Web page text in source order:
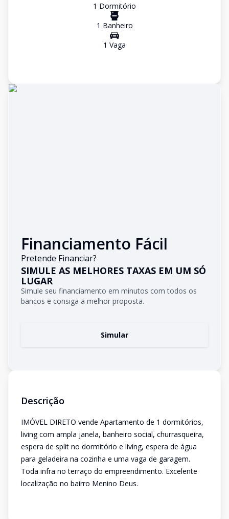
1 Dormitório
1 Banheiro
1 Vaga
Financiamento Fácil
Pretende Financiar?
SIMULE AS MELHORES TAXAS EM UM SÓ
LUGAR
Simule seu financiamento em minutos com todos os
bancos e consiga a melhor proposta.
Simular
Descrição
IMÓVEL DIRETO vende Apartamento de 1 dormitórios,
living com ampla janela, banheiro social, churrasqueira,
espera de split no dormitório e living, espera de água
para geladeira na cozinha e uma vaga de garagem.
Toda infra no terraço do empreendimento. Excelente
localização no bairro Menino Deus.